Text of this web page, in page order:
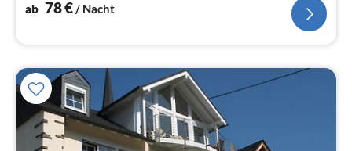
ab 78€/ Nacht